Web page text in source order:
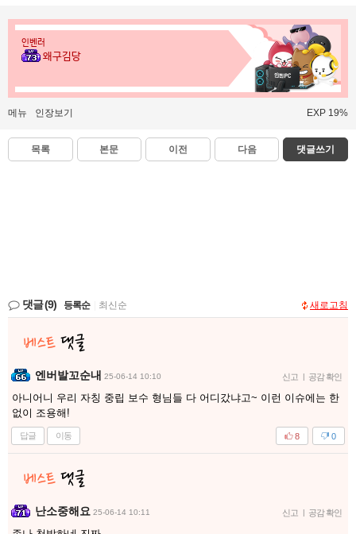
인벤러
왜구김당
메뉴 인장보기 EXP 19%
목록 본문 이전 다음 댓글쓰기
댓글(9) 등록순 최신순 새로고침
엔버발꼬순내 25-06-14 10:10 신고 | 공감 확인
아니어니 우리 자칭 중립 보수 형님들 다 어디갔냐고~ 이런 이슈에는 한
없이 조용해!
답글 이동 0
8
난소중해요 25-06-14 10:11 신고 | 공감 확인